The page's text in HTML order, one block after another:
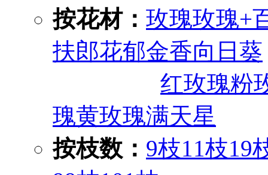
按花材： 玫瑰玫瑰+
扶郎花郁金香向日葵
红玫瑰粉
瑰黄玫瑰满天星
按枝数： 9枝11枝19